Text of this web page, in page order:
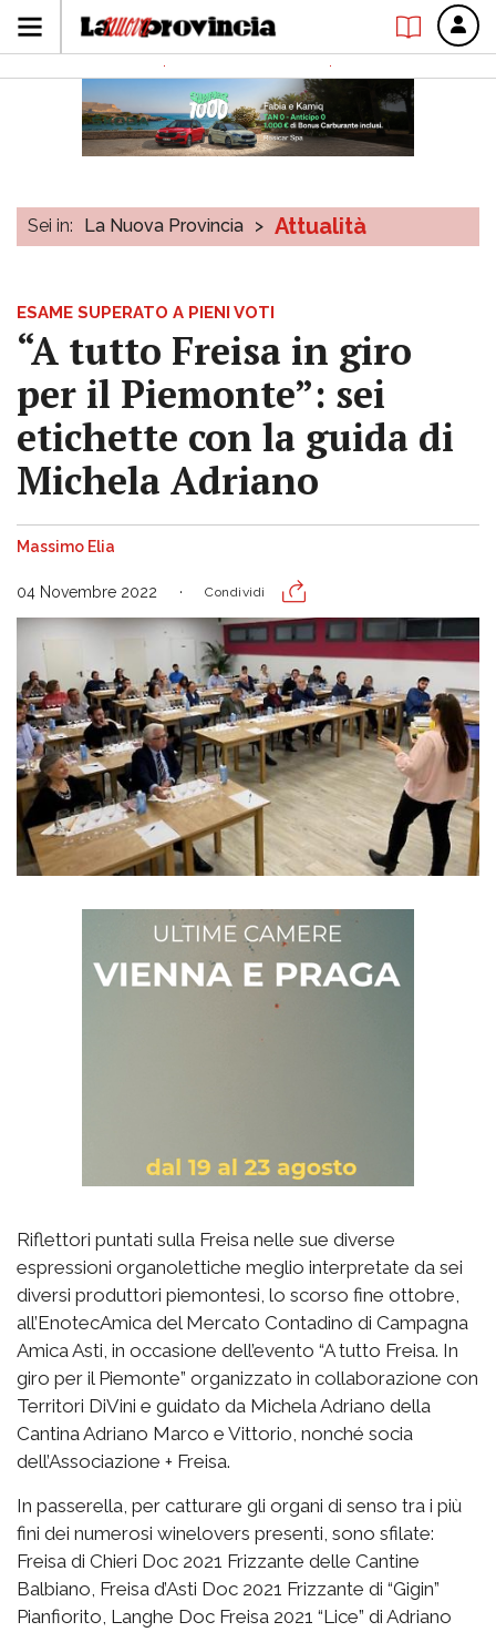
Sei in: La Nuova Provincia > Attualità
ESAME SUPERATO A PIENI VOTI
“A tutto Freisa in giro
per il Piemonte”: sei
etichette con la guida di
Michela Adriano
Massimo Elia
04 Novembre 2022 Condividi
Riflettori puntati sulla Freisa nelle sue diverse
espressioni organolettiche meglio interpretate da sei
diversi produttori piemontesi, lo scorso fine ottobre,
all’EnotecAmica del Mercato Contadino di Campagna
Amica Asti, in occasione dell’evento “A tutto Freisa. In
giro per il Piemonte” organizzato in collaborazione con
Territori DiVini e guidato da Michela Adriano della
Cantina Adriano Marco e Vittorio, nonché socia
dell’Associazione + Freisa.
In passerella, per catturare gli organi di senso tra i più
fini dei numerosi winelovers presenti, sono sfilate:
Freisa di Chieri Doc 2021 Frizzante delle Cantine
Balbiano, Freisa d’Asti Doc 2021 Frizzante di “Gigin”
Pianfiorito, Langhe Doc Freisa 2021 “Lice” di Adriano